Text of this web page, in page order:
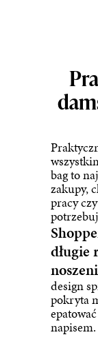
bagto
zakupy,
pracy
długie
design
pokryta
napisem.